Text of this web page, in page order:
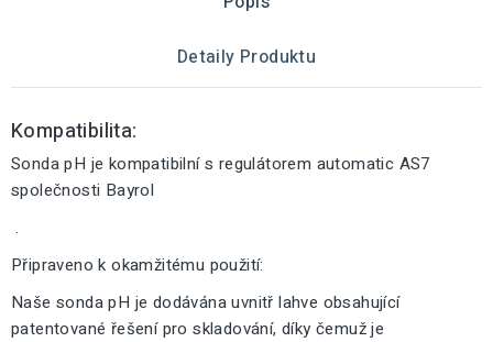
Detaily Produktu
Kompatibilita:
Sonda pH je kompatibilní s regulátorem automatic AS7
společnosti Bayrol
.
Připraveno k okamžitému použití:
Naše sonda pH je dodávána uvnitř lahve obsahující
patentované řešení pro skladování, díky čemuž je